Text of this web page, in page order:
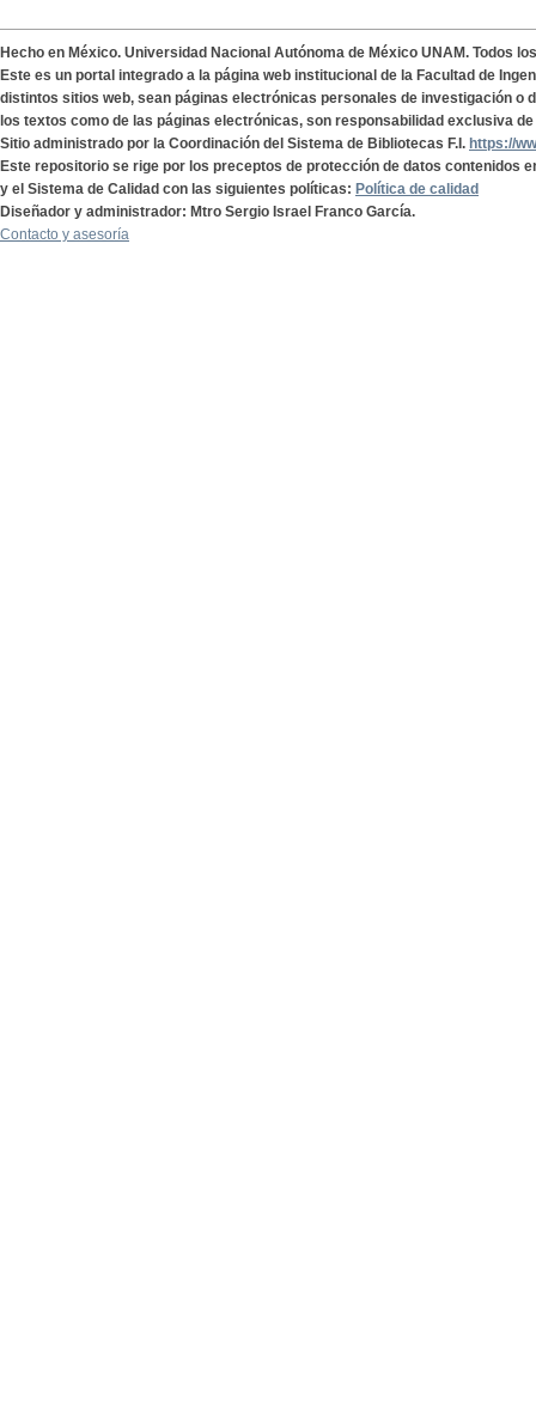
Hecho en México. Universidad Nacional Autónoma de México UNAM. Todos
Este es un portal integrado a la página web institucional de la Facultad de
distintos sitios web, sean páginas electrónicas personales de investigación o
los textos como de las páginas electrónicas, son responsabilidad exclusiva
Sitio administrado por la Coordinación del Sistema de Bibliotecas F.I. https://
Este repositorio se rige por los preceptos de protección de datos contenidos
y el Sistema de Calidad con las siguientes políticas: Política de calidad
Diseñador y administrador: Mtro Sergio Israel Franco García.
Contacto y asesoría